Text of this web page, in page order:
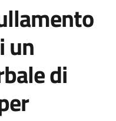
un
di